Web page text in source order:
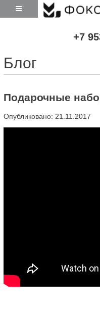
+7
Блог
Подарочные
Опубликовано: 21.11.2017